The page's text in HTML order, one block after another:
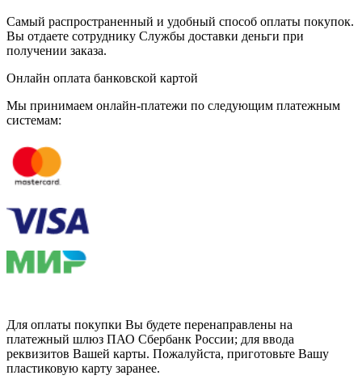
Самый распространенный и удобный способ оплаты покупок.
Вы отдаете сотруднику Службы доставки деньги при
получении заказа.
Онлайн оплата банковской картой
Мы принимаем онлайн-платежи по cледующим платежным
системам:
Для оплаты покупки Вы будете перенаправлены на
платежный шлюз ПАО Сбербанк России; для ввода
реквизитов Вашей карты. Пожалуйста, приготовьте Вашу
пластиковую карту заранее.